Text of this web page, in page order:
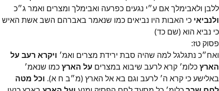
ללבן ולאבימלך אם ע״י נגעים כפרעה ואבימלך ומצרים ואמר ג״כ
ולנביאי כי האבות היו נביאים כמו שנאמר באברהם השב אשת האיש
כי נביא הוא (שם כד)
פסוק טז:
ואח״כ נתגלגל למה שהיה סבת ירידת מצרים ואמ׳ ויקרא רעב על
הארץכלומ׳ קרא לרעב שיבוא במצרים על הארץכמו שנאמ׳
באלישע כי קרא ה׳ לרעב וגם בא אל הארץ (מ״ב ח א). וכל מטה